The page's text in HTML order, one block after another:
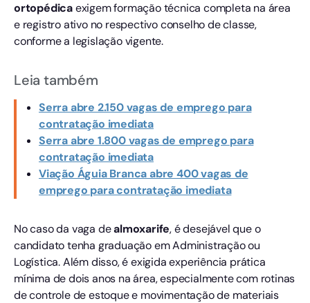
ortopédicaexigem formação técnica completa na área
e registro ativo no respectivo conselho de classe,
conforme a legislação vigente.
Leia também
Serra abre 2.150 vagas de emprego para
contratação imediata
Serra abre 1.800 vagas de emprego para
contratação imediata
Viação Águia Branca abre 400 vagas de
emprego para contratação imediata
No caso da vaga dealmoxarife, é desejável que o
candidato tenha graduação em Administração ou
Logística. Além disso, é exigida experiência prática
mínima de dois anos na área, especialmente com rotinas
de controle de estoque e movimentação de materiais